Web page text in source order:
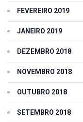
FEVEREIRO 2019
JANEIRO 2019
DEZEMBRO 2018
NOVEMBRO 2018
OUTUBRO 2018
SETEMBRO 2018